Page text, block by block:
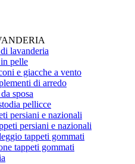
lavanderia
pelle
e giacche a vento
di arredo
sposa
pellicce
persiani e nazionali
persiani e nazionali
tappeti gommati
tappeti gommati